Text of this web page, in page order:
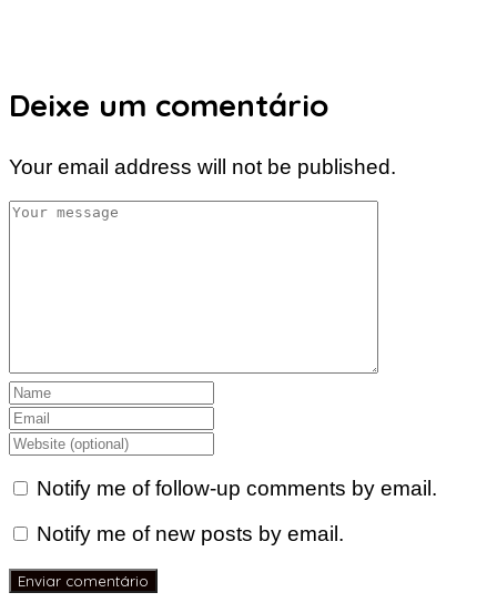
Deixe um comentário
Your email address will not be published.
Notify me of follow-up comments by email.
Notify me of new posts by email.